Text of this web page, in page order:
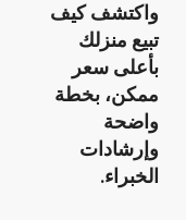
واكتشف كيف
تبيع منزلك
بأعلى سعر
ممكن، بخطة
واضحة
وإرشادات
الخبراء.